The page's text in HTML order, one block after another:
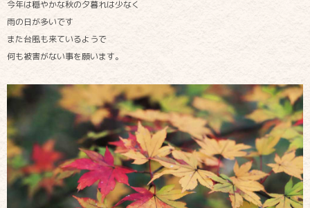
今年は穏やかな秋の夕暮れは少なく
雨の日が多いです
また台風も来ているようで
何も被害がない事を願います。